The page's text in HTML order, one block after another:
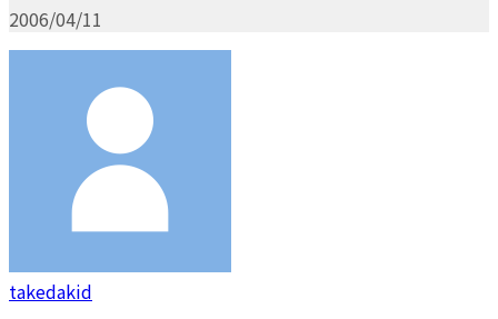
2006/04/11
takedakid